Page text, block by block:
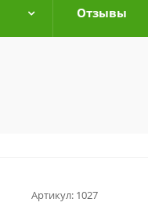
Отзывы
Артикул: 1027